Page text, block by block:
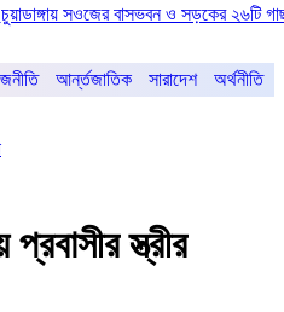
সওজের বাসভবন ও সড়কের ২৬টি গাছ
আর্ন্তজাতিক সারাদেশ অর্থনীতি
প্রবাসীর স্ত্রীর